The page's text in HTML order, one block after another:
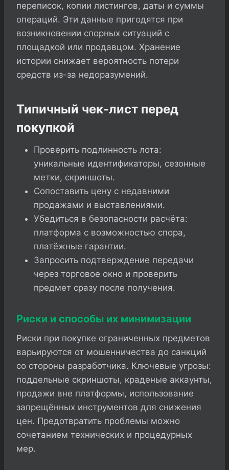
переписок, копии листингов, даты и суммы
операций. Эти данные пригодятся при
возникновении спорных ситуаций с
площадкой или продавцом. Хранение
истории снижает вероятность потери
средств из-за недоразумений.
Типичный чек-лист перед
покупкой
Проверить подлинность лота:
уникальные идентификаторы, сезонные
метки, скриншоты.
Сопоставить цену с недавними
продажами и выставлениями.
Убедиться в безопасности расчёта:
платформа с возможностью спора,
платёжные гарантии.
Запросить подтверждение передачи
через торговое окно и проверить
предмет сразу после получения.
Риски и способы их минимизации
Риски при покупке ограниченных предметов
варьируются от мошенничества до санкций
со стороны разработчика. Ключевые угрозы:
поддельные скриншоты, краденые аккаунты,
продажи вне платформы, использование
запрещённых инструментов для снижения
цен. Предотвратить проблемы можно
сочетанием технических и процедурных
мер.